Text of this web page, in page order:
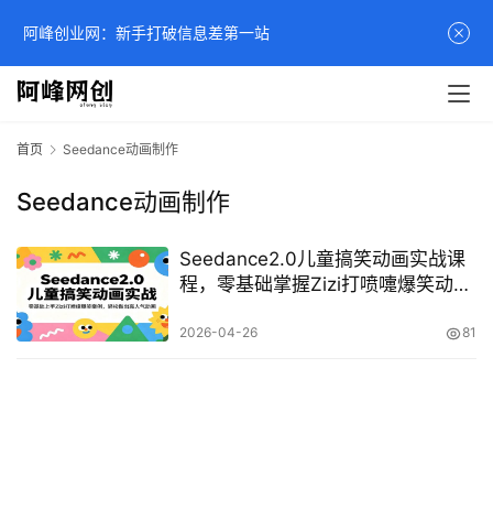
首页 Seedance动画制作
Seedance动画制作
Seedance2.0儿童搞笑动画实战课
程，零基础掌握Zizi打喷嚏爆笑动画
2026-04-26 81
阿峰创业网：新手打破信息差第一站